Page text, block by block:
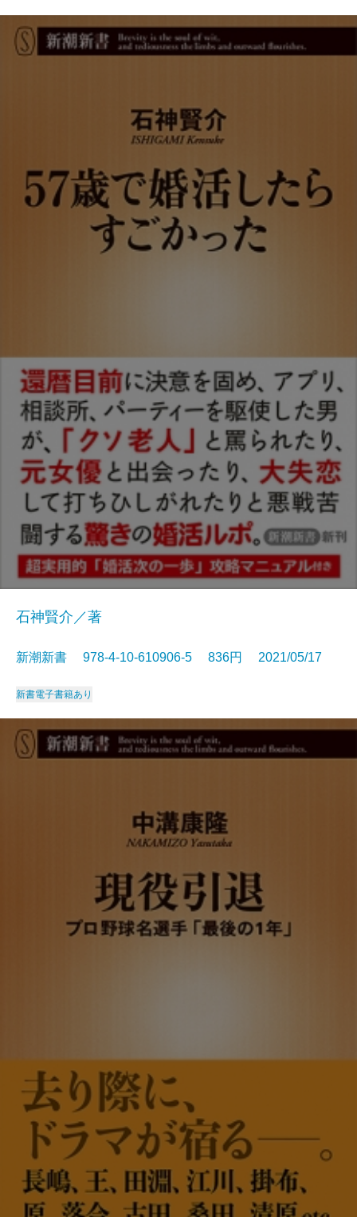
石神賢介／著
新潮新書 978-4-10-610906-5 836円 2021/05/17
新書電子書籍あり